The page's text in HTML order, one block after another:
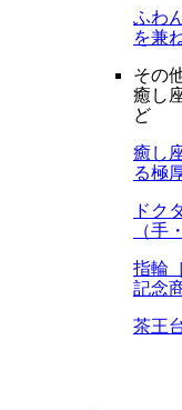
ふわ
を兼
その
癒し
ど
癒し
る極
ドク
（手
指輪
記念
茶王